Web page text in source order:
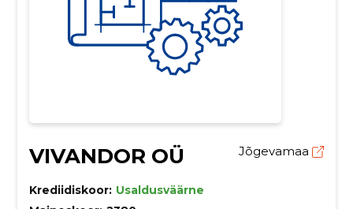
VIVANDOR OÜ Jõgevamaa
Krediidiskoor: Usaldusväärne